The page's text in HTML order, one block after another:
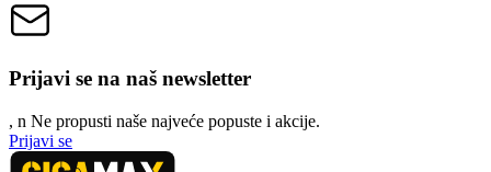
Prijavi se na naš newsletter
, n Ne propusti naše najveće popuste i akcije.
Prijavi se